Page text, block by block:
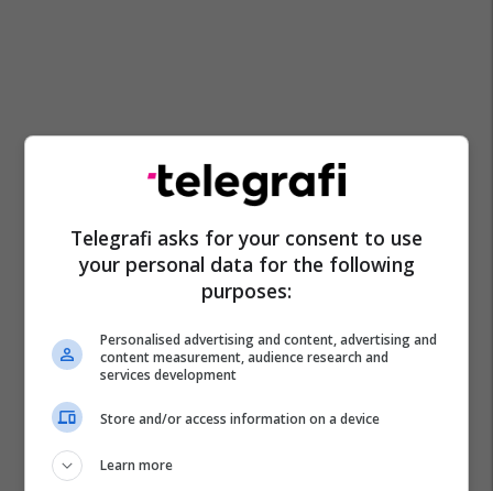
Telegrafi asks for your consent to use
your personal data for the following
purposes:
Personalised advertising and content, advertising and
content measurement, audience research and
services development
Store and/or access information on a device
Learn more